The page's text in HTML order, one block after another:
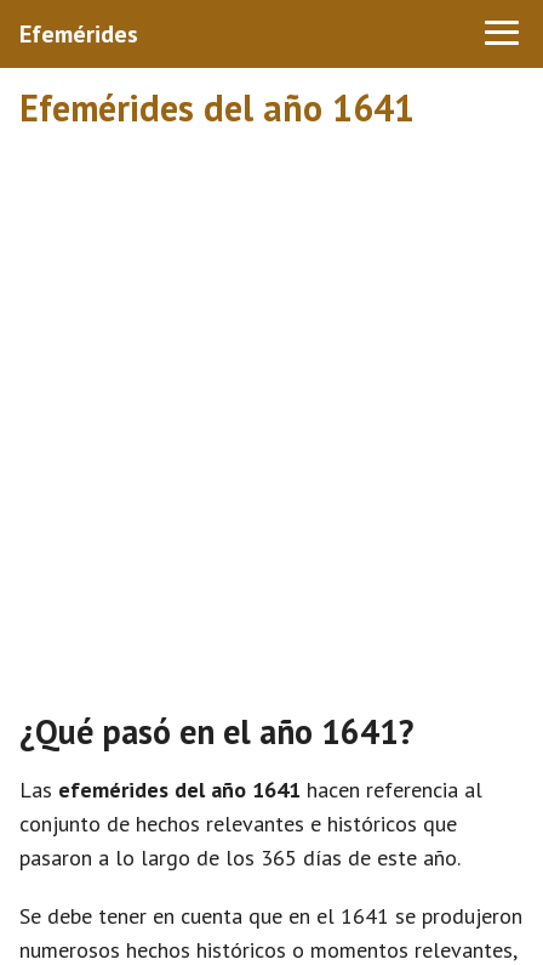
Efemérides
Efemérides del año 1641
¿Qué pasó en el año 1641?
Las efemérides del año 1641 hacen referencia al
conjunto de hechos relevantes e históricos que
pasaron a lo largo de los 365 días de este año.
Se debe tener en cuenta que en el 1641 se produjeron
numerosos hechos históricos o momentos relevantes,